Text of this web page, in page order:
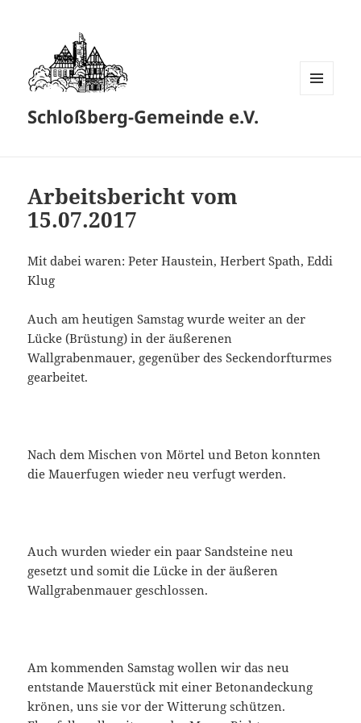
Schloßberg-Gemeinde e.V.
Arbeitsbericht vom
15.07.2017
Mit dabei waren: Peter Haustein, Herbert Spath, Eddi
Klug
Auch am heutigen Samstag wurde weiter an der
Lücke (Brüstung) in der äußerenen
Wallgrabenmauer, gegenüber des Seckendorfturmes
gearbeitet.
Nach dem Mischen von Mörtel und Beton konnten
die Mauerfugen wieder neu verfugt werden.
Auch wurden wieder ein paar Sandsteine neu
gesetzt und somit die Lücke in der äußeren
Wallgrabenmauer geschlossen.
Am kommenden Samstag wollen wir das neu
entstande Mauerstück mit einer Betonandeckung
krönen, uns sie vor der Witterung schützen.